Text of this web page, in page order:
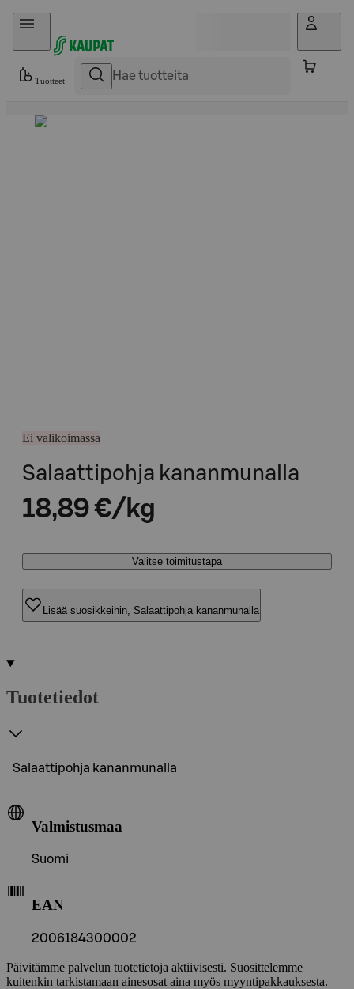
Hyppää sisältöön
Tuotteet
Ei valikoimassa
Salaattipohja kananmunalla
18,89 €/kg
Valitse toimitustapa
Lisää suosikkeihin, Salaattipohja kananmunalla
Tuotetiedot
Salaattipohja kananmunalla
Valmistusmaa
Suomi
EAN
2006184300002
Päivitämme palvelun tuotetietoja aktiivisesti. Suosittelemme
kuitenkin tarkistamaan ainesosat aina myös myyntipakkauksesta.